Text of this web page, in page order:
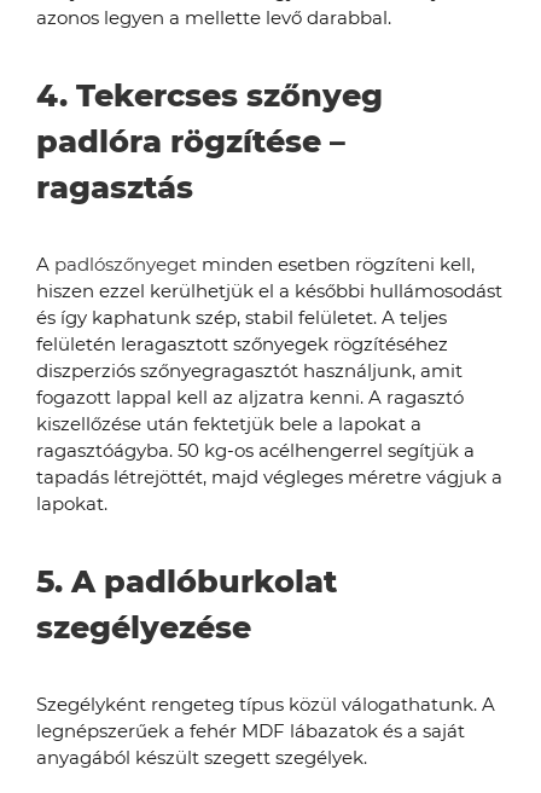
azonos legyen a mellette levő darabbal.
4. Tekercses szőnyeg
padlóra rögzítése –
ragasztás
A padlószőnyeget minden esetben rögzíteni kell,
hiszen ezzel kerülhetjük el a későbbi hullámosodást
és így kaphatunk szép, stabil felületet. A teljes
felületén leragasztott szőnyegek rögzítéséhez
diszperziós szőnyegragasztót használjunk, amit
fogazott lappal kell az aljzatra kenni. A ragasztó
kiszellőzése után fektetjük bele a lapokat a
ragasztóágyba. 50 kg-os acélhengerrel segítjük a
tapadás létrejöttét, majd végleges méretre vágjuk a
lapokat.
5. A padlóburkolat
szegélyezése
Szegélyként rengeteg típus közül válogathatunk. A
legnépszerűek a fehér MDF lábazatok és a saját
anyagából készült szegett szegélyek.